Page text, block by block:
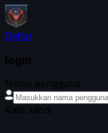
Daftar
login
Nama pengguna
Kata sandi